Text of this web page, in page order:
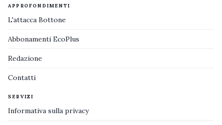
APPROFONDIMENTI
L'attacca Bottone
Abbonamenti EcoPlus
Redazione
Contatti
SERVIZI
Informativa sulla privacy